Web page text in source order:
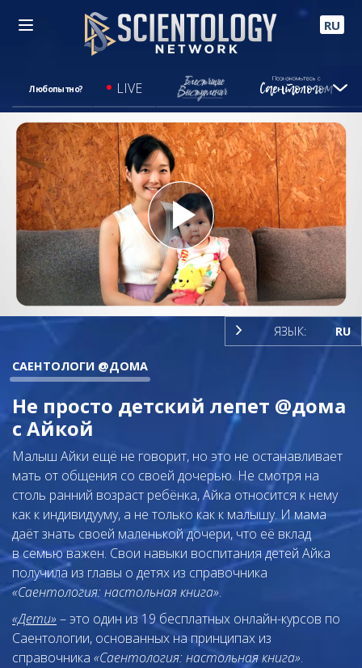
RU
Любопытно? LIVE
Play
Video
ЯЗЫК: RU
САЕНТОЛОГИ @ДОМА
Не просто детский лепет @дома
с Айкой
Малыш Айки ещё не говорит, но это не останавливает
мать от общения со своей дочерью. Не смотря на
столь ранний возраст ребёнка, Айка относится к нему
как к индивидууму, а не только как к малышу. И мама
даёт знать своей маленькой дочери, что её вклад
в семью важен. Свои навыки воспитания детей Айка
получила из главы о детях из справочника
«Саентология: настольная книга».
«Дети» – это один из 19 бесплатных онлайн-курсов по
Саентологии, основанных на принципах из
справочника «Саентология: настольная книга».